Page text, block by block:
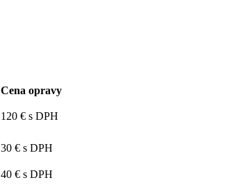
Cena opravy
120 € s DPH
30 € s DPH
40 € s DPH